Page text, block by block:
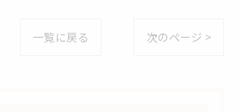
一覧に戻る 次のページ >